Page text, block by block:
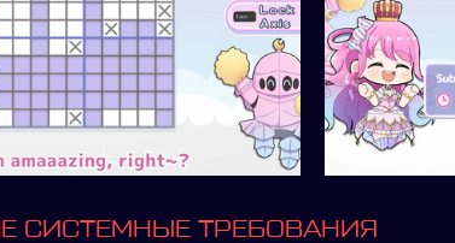
СИСТЕМНЫЕ ТРЕБОВАНИЯ